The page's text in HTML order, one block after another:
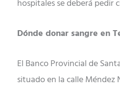
hospitales se deberá pedir
Dónde donar sangre en
El Banco Provincial de
situado en la calle Méndez